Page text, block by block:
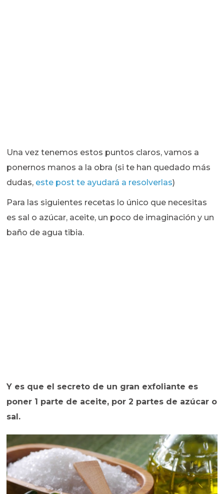
Una vez tenemos estos puntos claros, vamos a
ponernos manos a la obra (si te han quedado más
dudas, este post te ayudará a resolverlas)
Para las siguientes recetas lo único que necesitas
es sal o azúcar, aceite, un poco de imaginación y un
baño de agua tibia.
Y es que el secreto de un gran exfoliante es
poner 1 parte de aceite, por 2 partes de azúcar o
sal.